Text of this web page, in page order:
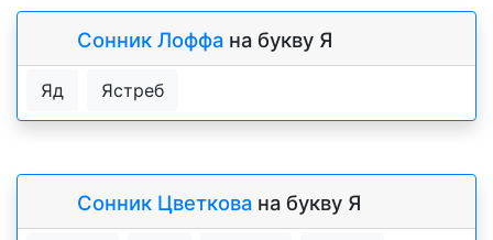
Сонник Лоффана букву Я
Яд Ястреб
Сонник Цветкована букву Я